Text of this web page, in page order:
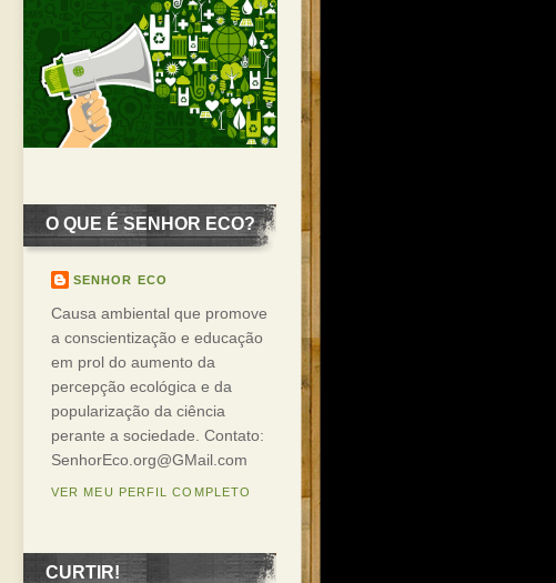
O QUE É SENHOR ECO?
SENHOR ECO
Causa ambiental que promove
a conscientização e educação
em prol do aumento da
percepção ecológica e da
popularização da ciência
perante a sociedade. Contato:
SenhorEco.org@GMail.com
VER MEU PERFIL COMPLETO
CURTIR!